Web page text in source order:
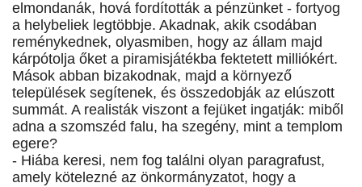
elmondanák, hová fordították a pénzünket - fortyog
a helybeliek legtöbbje. Akadnak, akik csodában
reménykednek, olyasmiben, hogy az állam majd
kárpótolja őket a piramisjátékba fektetett milliókért.
Mások abban bizakodnak, majd a környező
települések segítenek, és összedobják az elúszott
summát. A realisták viszont a fejüket ingatják: miből
adna a szomszéd falu, ha szegény, mint a templom
egere?
- Hiába keresi, nem fog találni olyan paragrafust,
amely kötelezné az önkormányzatot, hogy a